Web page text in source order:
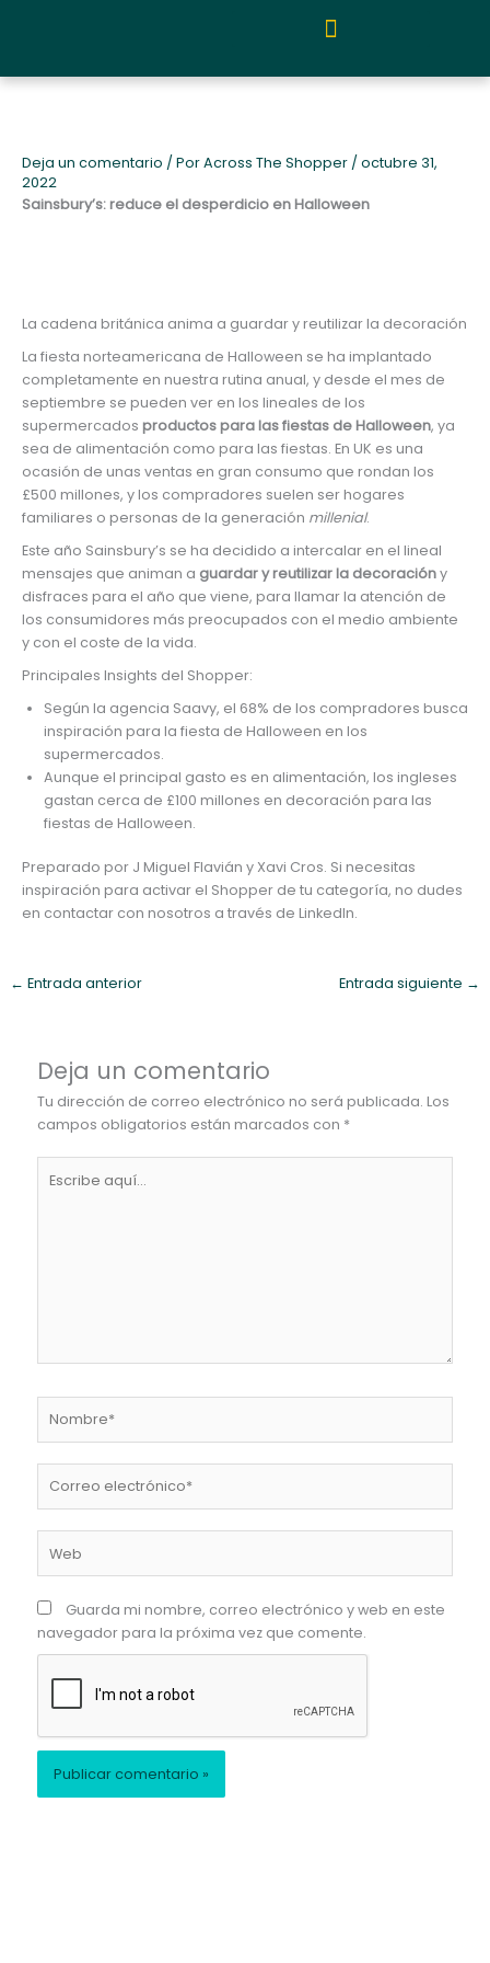
Deja un comentario / PorAcross The Shopper / octubre 31,
2022
Sainsbury’s: reduce el desperdicio en Halloween
La cadena británica anima a guardar y reutilizar la decoración
La fiesta norteamericana de Halloween se ha implantado
completamente en nuestra rutina anual, y desde el mes de
septiembre se pueden ver en los lineales de los
supermercados productos para las fiestas de Halloween, ya
sea de alimentación como para las fiestas. En UK es una
ocasión de unas ventas en gran consumo que rondan los
£500 millones, y los compradores suelen ser hogares
familiares o personas de la generación millenial.
Este año Sainsbury’s se ha decidido a intercalar en el lineal
mensajes que animan a guardar y reutilizar la decoracióny
disfraces para el año que viene, para llamar la atención de
los consumidores más preocupados con el medio ambiente
y con el coste de la vida.
Principales Insights del Shopper:
Según la agencia Saavy, el 68% de los compradores busca
inspiración para la fiesta de Halloween en los
supermercados.
Aunque el principal gasto es en alimentación, los ingleses
gastan cerca de £100 millones en decoración para las
fiestas de Halloween.
Preparado por J Miguel Flavián y Xavi Cros. Si necesitas
inspiración para activar el Shopper de tu categoría, no dudes
en contactar con nosotros a través de LinkedIn.
← Entrada anterior Entrada siguiente →
Deja un comentario
Tu dirección de correo electrónico no será publicada. Los
campos obligatorios están marcados con *
aquí...
electrónico*
Guarda mi nombre, correo electrónico y web en este
navegador para la próxima vez que comente.